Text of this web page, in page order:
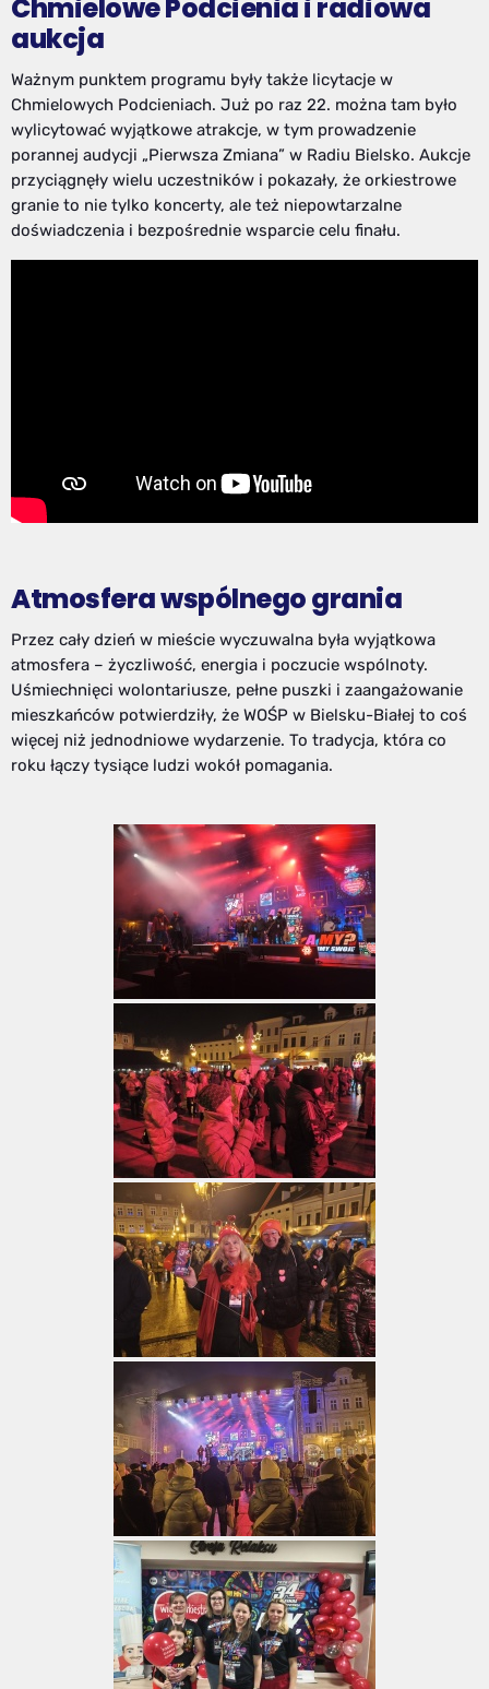
Chmielowe Podcienia i radiowa
aukcja
Ważnym punktem programu były także licytacje w
Chmielowych Podcieniach. Już po raz 22. można tam było
wylicytować wyjątkowe atrakcje, w tym prowadzenie
porannej audycji „Pierwsza Zmiana” w Radiu Bielsko. Aukcje
przyciągnęły wielu uczestników i pokazały, że orkiestrowe
granie to nie tylko koncerty, ale też niepowtarzalne
doświadczenia i bezpośrednie wsparcie celu finału.
Atmosfera wspólnego grania
Przez cały dzień w mieście wyczuwalna była wyjątkowa
atmosfera – życzliwość, energia i poczucie wspólnoty.
Uśmiechnięci wolontariusze, pełne puszki i zaangażowanie
mieszkańców potwierdziły, że WOŚP w Bielsku-Białej to coś
więcej niż jednodniowe wydarzenie. To tradycja, która co
roku łączy tysiące ludzi wokół pomagania.